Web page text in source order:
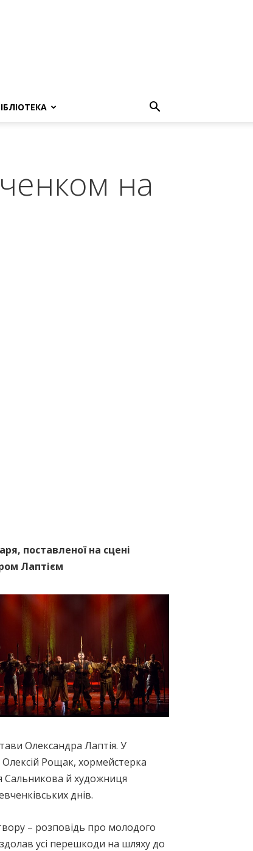
на
поставленої на сцені
Лаптієм
Олександра Лаптія. У
Рощак, хормейстерка
Сальникова й художниця
днів.
– розповідь про молодого
усі перешкоди на шляху до